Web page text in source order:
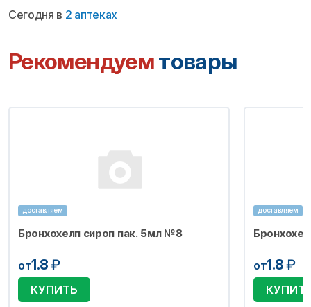
Сегодня в 2 аптеках
Рекомендуемтовары
доставляем
Бронхохелп сироп пак. 5мл №8
от1.8₽
КУПИТЬ
доставляем
от1.8₽